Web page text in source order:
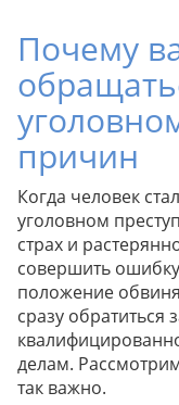
Почему
причин
Когда человек
уголовном
страх и
совершить
положение
сразу
делам.
так важно.